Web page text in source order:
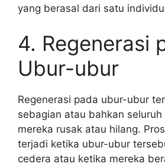
yang berasal dari satu
4. Regenerasi
Ubur-ubur
Regenerasi pada ubur-ubur
sebagian atau bahkan
mereka rusak atau hilang.
terjadi ketika ubur-ubur
cedera atau ketika mereka